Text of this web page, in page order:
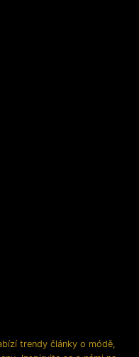
trendy články o módě,